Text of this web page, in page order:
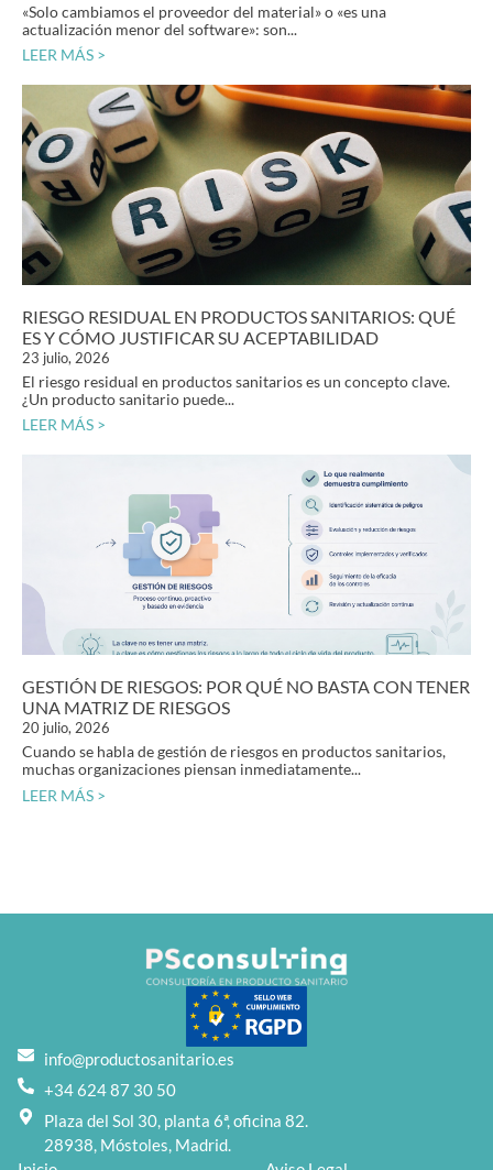
«Solo cambiamos el proveedor del material» o «es una
actualización menor del software»: son...
LEER MÁS >
RIESGO RESIDUAL EN PRODUCTOS SANITARIOS: QUÉ
ES Y CÓMO JUSTIFICAR SU ACEPTABILIDAD
23 julio, 2026
El riesgo residual en productos sanitarios es un concepto clave.
¿Un producto sanitario puede...
LEER MÁS >
GESTIÓN DE RIESGOS: POR QUÉ NO BASTA CON TENER
UNA MATRIZ DE RIESGOS
20 julio, 2026
Cuando se habla de gestión de riesgos en productos sanitarios,
muchas organizaciones piensan inmediatamente...
LEER MÁS >
info@productosanitario.es
+34 624 87 30 50
Plaza del Sol 30, planta 6ª, oficina 82.
28938, Móstoles, Madrid.